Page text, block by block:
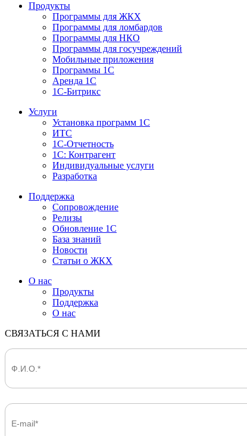
Продукты
Программы для ЖКХ
Программы для ломбардов
Программы для НКО
Программы для госучреждений
Мобильные приложения
Программы 1С
Аренда 1С
1С-Битрикс
Услуги
Установка программ 1С
ИТС
1С-Отчетность
1С: Контрагент
Индивидуальные услуги
Разработка
Поддержка
Сопровождение
Релизы
Обновление 1С
База знаний
Новости
Статьи о ЖКХ
О нас
Продукты
Поддержка
О нас
СВЯЗАТЬСЯ С НАМИ